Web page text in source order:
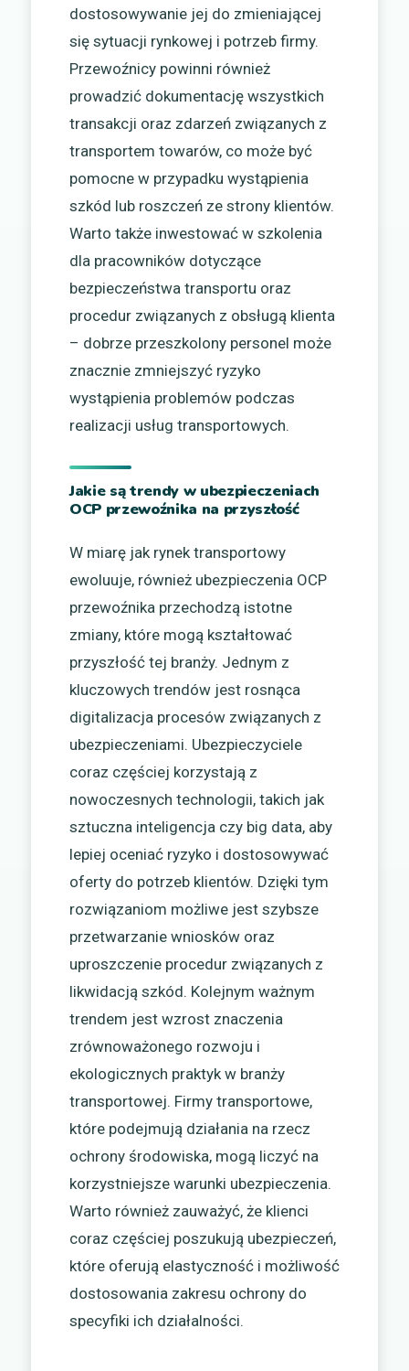
dostosowywanie jej do zmieniającej
się sytuacji rynkowej i potrzeb firmy.
Przewoźnicy powinni również
prowadzić dokumentację wszystkich
transakcji oraz zdarzeń związanych z
transportem towarów, co może być
pomocne w przypadku wystąpienia
szkód lub roszczeń ze strony klientów.
Warto także inwestować w szkolenia
dla pracowników dotyczące
bezpieczeństwa transportu oraz
procedur związanych z obsługą klienta
– dobrze przeszkolony personel może
znacznie zmniejszyć ryzyko
wystąpienia problemów podczas
realizacji usług transportowych.
Jakie są trendy w ubezpieczeniach
OCP przewoźnika na przyszłość
W miarę jak rynek transportowy
ewoluuje, również ubezpieczenia OCP
przewoźnika przechodzą istotne
zmiany, które mogą kształtować
przyszłość tej branży. Jednym z
kluczowych trendów jest rosnąca
digitalizacja procesów związanych z
ubezpieczeniami. Ubezpieczyciele
coraz częściej korzystają z
nowoczesnych technologii, takich jak
sztuczna inteligencja czy big data, aby
lepiej oceniać ryzyko i dostosowywać
oferty do potrzeb klientów. Dzięki tym
rozwiązaniom możliwe jest szybsze
przetwarzanie wniosków oraz
uproszczenie procedur związanych z
likwidacją szkód. Kolejnym ważnym
trendem jest wzrost znaczenia
zrównoważonego rozwoju i
ekologicznych praktyk w branży
transportowej. Firmy transportowe,
które podejmują działania na rzecz
ochrony środowiska, mogą liczyć na
korzystniejsze warunki ubezpieczenia.
Warto również zauważyć, że klienci
coraz częściej poszukują ubezpieczeń,
które oferują elastyczność i możliwość
dostosowania zakresu ochrony do
specyfiki ich działalności.